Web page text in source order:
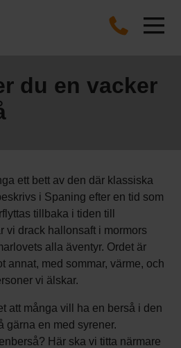
du en vacker
ett bett av den där klassiska
i Spaning efter en tid som
tillbaka i tiden till
vi drack hallonsaft i mormors
alla äventyr. Ordet är
annat, med sommar, värme, och
vi älskar.
att många vill ha en berså i den
gärna en med syrener.
Här ska vi titta närmare